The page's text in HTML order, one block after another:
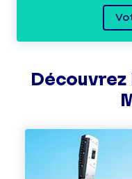
Découvrez